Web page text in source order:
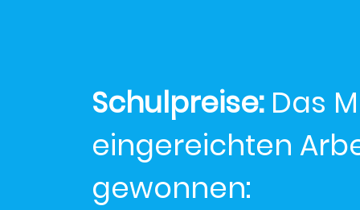
Schulpreise: Das
eingereichten
gewonnen: